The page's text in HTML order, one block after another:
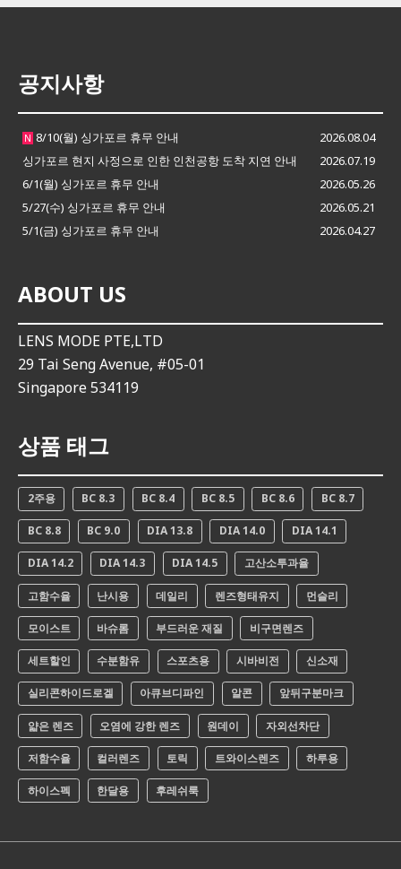
공지사항
N 8/10(월) 싱가포르 휴무 안내
2026.08.04
싱가포르 현지 사정으로 인한 인천공항 도착 지연 안내
2026.07.19
6/1(월) 싱가포르 휴무 안내
2026.05.26
5/27(수) 싱가포르 휴무 안내
2026.05.21
5/1(금) 싱가포르 휴무 안내
2026.04.27
ABOUT US
LENS MODE PTE,LTD
29 Tai Seng Avenue, #05-01
Singapore 534119
상품 태그
2주용 BC 8.3 BC 8.4 BC 8.5 BC 8.6 BC 8.7
BC 8.8 BC 9.0 DIA 13.8 DIA 14.0 DIA 14.1
DIA 14.2 DIA 14.3 DIA 14.5 고산소투과율
고함수율 난시용 데일리 렌즈형태유지 먼슬리
모이스트 바슈롬 부드러운 재질 비구면렌즈
세트할인 수분함유 스포츠용 시바비전 신소재
실리콘하이드로겔 아큐브디파인 알콘 앞뒤구분마크
얇은 렌즈 오염에 강한 렌즈 원데이 자외선차단
저함수율 컬러렌즈 토릭 트와이스렌즈 하루용
하이스펙 한달용 후레쉬룩